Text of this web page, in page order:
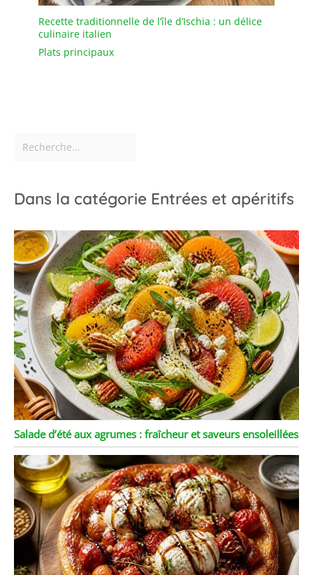
Recette traditionnelle de l’île d’Ischia : un délice
culinaire italien
Plats principaux
Dans la catégorie Entrées et apéritifs
Salade d’été aux agrumes : fraîcheur et saveurs ensoleillées